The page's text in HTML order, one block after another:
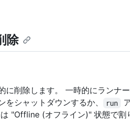
除
に削除します。 一時的にランナ
シャットダウンするか、
run
"Offline (オフライン)" 状態で割